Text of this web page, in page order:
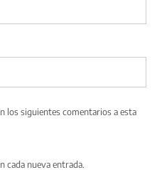
los siguientes comentarios a esta
cada nueva entrada.